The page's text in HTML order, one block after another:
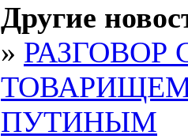
Другие
» РАЗГОВОР
ПУТИНЫМ